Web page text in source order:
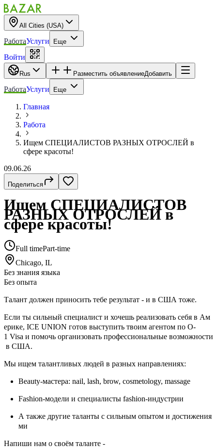
All Cities (USA)
РаботаУслуги Еще
Войти
Rus Разместить объявлениеДобавить
РаботаУслуги Еще
Главная
Работа
Ищем СПЕЦИАЛИСТОВ РАЗНЫХ ОТРОСЛЕЙ в
сфере красоты!
09.06.26
Поделиться
Ищем СПЕЦИАЛИСТОВ
РАЗНЫХ ОТРОСЛЕЙ в
сфере красоты!
Full timePart-time
Chicago, IL
Без знания языка
Без опыта
Талант должен приносить тебе результат - и в США тоже.
Если ты сильный специалист и хочешь реализовать себя в Ам
ерике, ICE UNION готов выступить твоим агентом по O-
1 Visa и помочь организовать профессиональные возможности
в США.
Мы ищем талантливых людей в разных направлениях:
Beauty-мастера: nail, lash, brow, cosmetology, massage
Fashion-модели и специалисты fashion-индустрии
А также другие таланты с сильным опытом и достижения
ми
Напиши нам о своём таланте -